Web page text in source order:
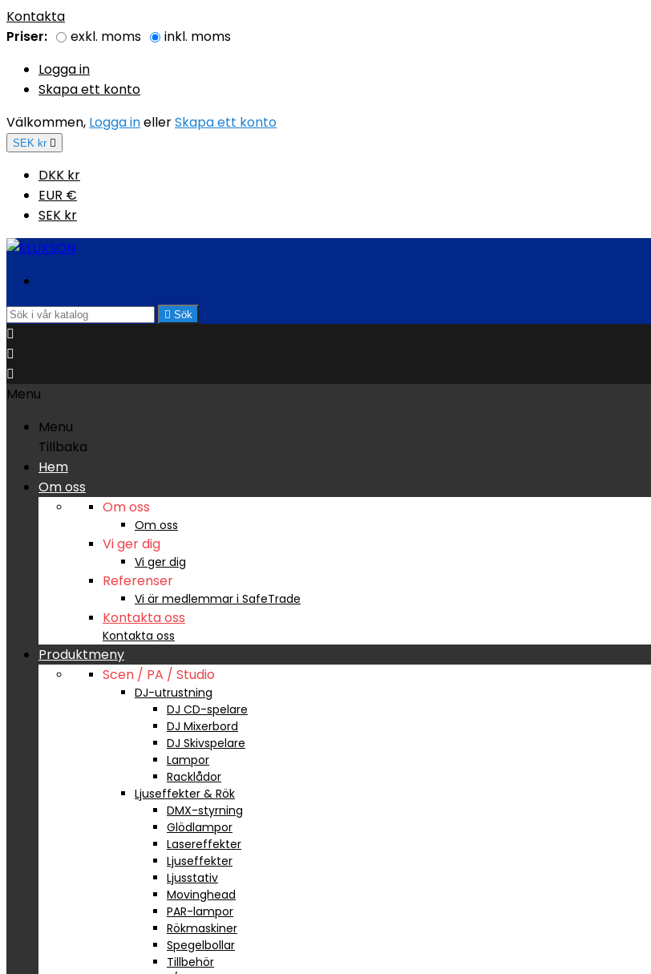
Kontakta
Priser:
exkl. moms
inkl. moms
Logga in
Skapa ett konto
Välkommen, Logga inellerSkapa ett konto
SEK kr 
DKK kr
EUR €
SEK kr
 Sök



Menu
Menu
Tillbaka
Hem
Om oss
Om oss
Om oss
Vi ger dig
Vi ger dig
Referenser
Vi är medlemmar i SafeTrade
Kontakta oss
Kontakta oss
Produktmeny
Scen / PA / Studio
DJ-utrustning
DJ CD-spelare
DJ Mixerbord
DJ Skivspelare
Lampor
Racklådor
Ljuseffekter & Rök
DMX-styrning
Glödlampor
Lasereffekter
Ljuseffekter
Ljusstativ
Movinghead
PAR-lampor
Rökmaskiner
Spegelbollar
Tillbehör